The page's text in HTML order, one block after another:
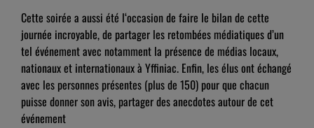
Cette soirée a aussi été l‘occasion de faire le bilan de cette
journée incroyable, de partager les retombées médiatiques d’un
tel événement avec notamment la présence de médias locaux,
nationaux et internationaux à Yffiniac. Enfin, les élus ont échangé
avec les personnes présentes (plus de 150) pour que chacun
puisse donner son avis, partager des anecdotes autour de cet
événement